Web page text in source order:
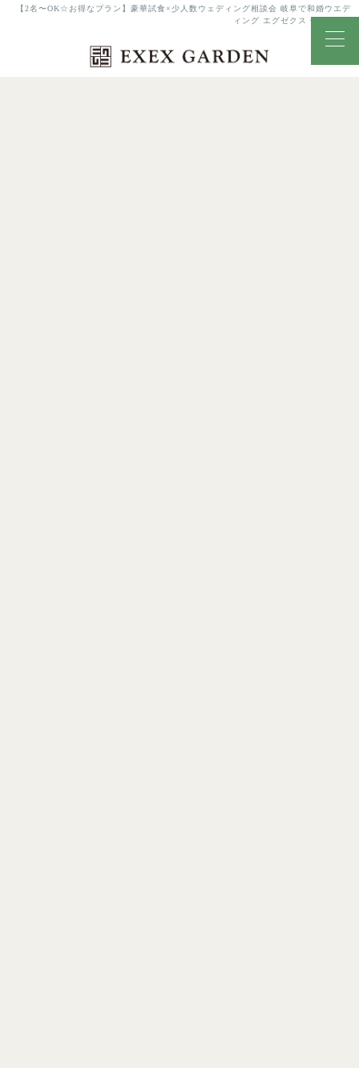
【2名〜OK☆お得なプラン】豪華試食×少人数ウェディング相談会 岐阜で和婚ウエデ
ィング エグゼクス・ガーデン